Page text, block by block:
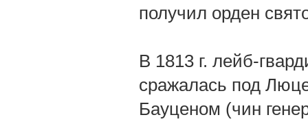
получил орден
В 1813 г. лейб-
сражалась под
Бауценом (чин